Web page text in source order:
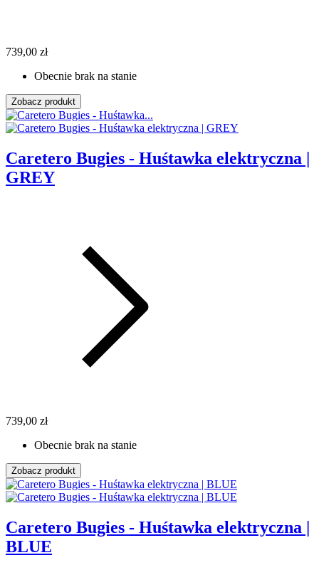
739,00 zł
Obecnie brak na stanie
Zobacz produkt
Caretero Bugies - Huśtawka elektryczna |
GREY
739,00 zł
Obecnie brak na stanie
Zobacz produkt
Caretero Bugies - Huśtawka elektryczna |
BLUE